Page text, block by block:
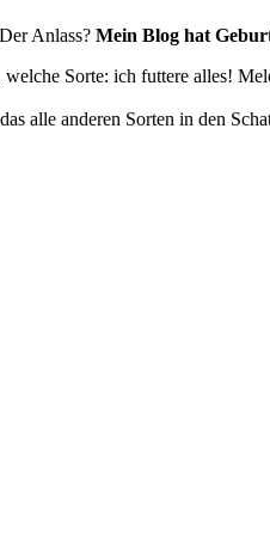
Anlass? Mein Blog hat
Sorte: ich futtere alles!
alle anderen Sorten in den